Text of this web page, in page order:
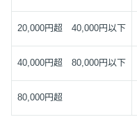
20,000円超 40,000円以下
40,000円超 80,000円以下
80,000円超